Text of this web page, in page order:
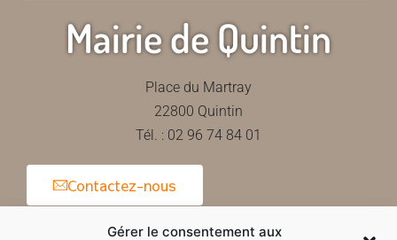
Gérer le consentement aux
Mairie de Quintin
Place du Martray
22800 Quintin
Tél. : 02 96 74 84 01
Contactez-nous